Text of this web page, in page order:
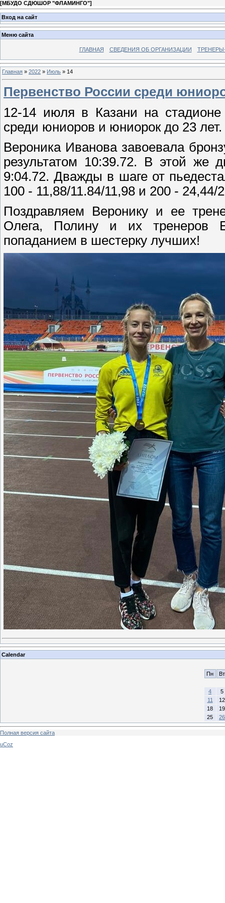
[МБУДО СДЮШОР "ФЛАМИНГО"]
Вход на сайт
Меню сайта
ГЛАВНАЯ СВЕДЕНИЯ ОБ ОРГАНИЗАЦИИ
Главная » 2022 » Июль » 14
Первенство России среди
12-14 июля в Казани на
среди юниоров и юниорок до 23 лет.
Вероника Иванова завоевала
результатом 10:39.72. В этой же
9:04.72. Дважды в шаге от
100 - 11,88/11.84/11,98 и 200 - 24,44/
Поздравляем Веронику и ее
Олега, Полину и их тренеров
попаданием в шестерку лучших!
Calendar
Пн Вт
4
5
11
12
18
19
25
26
Полная версия сайта
uCoz